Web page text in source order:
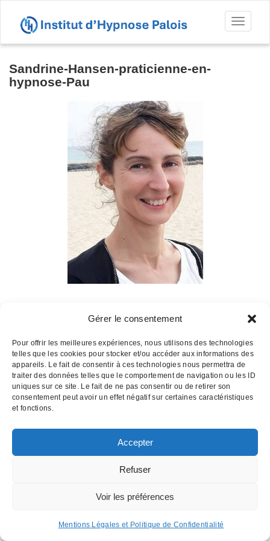
Gérer le consentement
Pour offrir les meilleures expériences, nous utilisons des technologies
telles que les cookies pour stocker et/ou accéder aux informations des
appareils. Le fait de consentir à ces technologies nous permettra de
traiter des données telles que le comportement de navigation ou les ID
uniques sur ce site. Le fait de ne pas consentir ou de retirer son
consentement peut avoir un effet négatif sur certaines caractéristiques
et fonctions.
Accepter
Refuser
Voir les préférences
Mentions Légales et Politique de Confidentialité
Sandrine-Hansen-praticienne-en-
hypnose-Pau
Contactez-nous :07 82 11 22 85
INSTITUT D'HYPNOSE PALOIS- Hypnothérapie à Pau 64